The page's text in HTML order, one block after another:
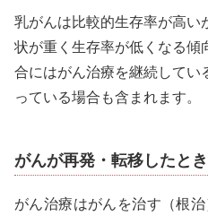
乳がんは比較的生存率が高い
状が重く生存率が低くなる傾
合にはがん治療を継続してい
っている場合も含まれます。
がんが再発・転移したと
がん治療はがんを治す（根